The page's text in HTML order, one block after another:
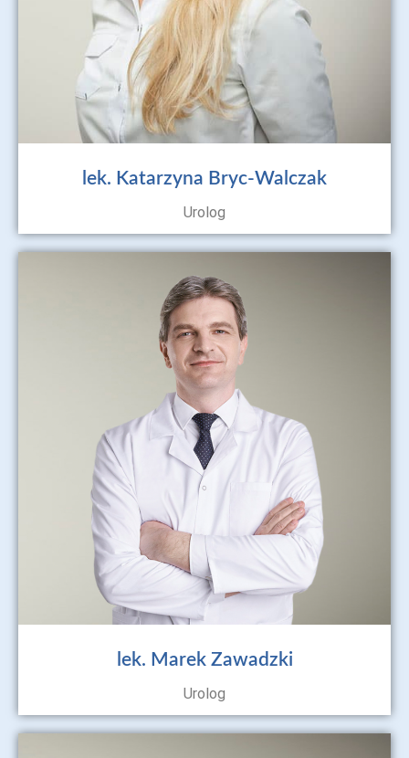
lek. Katarzyna Bryc-Walczak
Urolog
lek. Marek Zawadzki
Urolog